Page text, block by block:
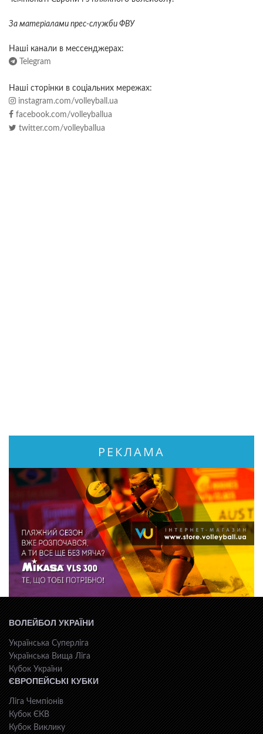
За матерiалами прес-служби ФВУ
Наші канали в мессенджерах:
Telegram
Наші сторінки в соціальних мережах:
instagram.com/volleyball.ua
facebook.com/volleyballua
twitter.com/volleyballua
РЕКЛАМА
ВОЛЕЙБОЛ УКРАЇНИ
Українська Суперліга
Українська Вища Ліга
Кубок України
ЄВРОПЕЙСЬКІ КУБКИ
Ліга Чемпіонів
Кубок ЄКВ
Кубок Виклику